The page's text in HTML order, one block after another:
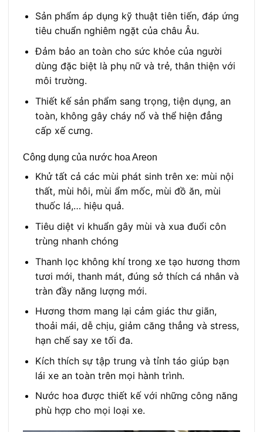
Sản phẩm áp dụng kỹ thuật tiên tiến, đáp ứng
tiêu chuẩn nghiêm ngặt của châu Âu.
Đảm bảo an toàn cho sức khỏe của người
dùng đặc biệt là phụ nữ và trẻ, thân thiện với
môi trường.
Thiết kế sản phẩm sang trọng, tiện dụng, an
toàn, không gây cháy nổ và thể hiện đẳng
cấp xế cưng.
Công dụng của nước hoa Areon
Khử tất cả các mùi phát sinh trên xe: mùi nội
thất, mùi hôi, mùi ẩm mốc, mùi đồ ăn, mùi
thuốc lá,… hiệu quả.
Tiêu diệt vi khuẩn gây mùi và xua đuổi côn
trùng nhanh chóng
Thanh lọc không khí trong xe tạo hương thơm
tươi mới, thanh mát, đúng sở thích cá nhân và
tràn đầy năng lượng mới.
Hương thơm mang lại cảm giác thư giãn,
thoải mái, dễ chịu, giảm căng thẳng và stress,
hạn chế say xe tối đa.
Kích thích sự tập trung và tỉnh táo giúp bạn
lái xe an toàn trên mọi hành trình.
Nước hoa được thiết kế với những công năng
phù hợp cho mọi loại xe.